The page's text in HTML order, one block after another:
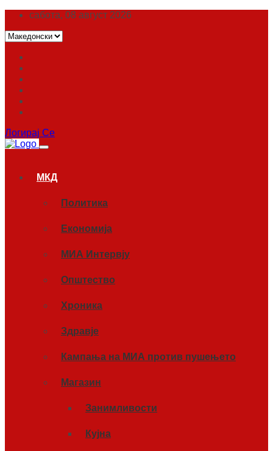
сабота, 08 август 2026
Логирај Се
МКД
Политика
Економија
МИА Интервју
Општество
Хроника
Здравје
Кампања на МИА против пушењето
Магазин
Занимливости
Кујна